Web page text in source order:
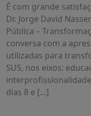
É com grande
Dr. Jorge David
Pública –
conversa com a
utilizadas para
SUS, nos eixos:
dias 8 e […]